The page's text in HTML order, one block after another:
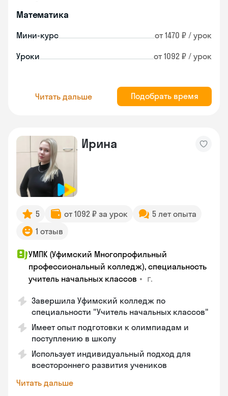
Математика
Мини-курс от 1470 ₽ / урок
Уроки от 1092 ₽ / урок
Читать дальше Подобрать время
Ирина
5 от 1092 ₽ за урок
5 лет опыта
1 отзыв
УМПК (Уфимский Многопрофильный
профессиональный колледж), специальность
учитель начальных классов • г.
Завершила Уфимский колледж по
специальности "Учитель начальных классов"
Имеет опыт подготовки к олимпиадам и
поступлению в школу
Использует индивидуальный подход для
всестороннего развития учеников
Читать дальше